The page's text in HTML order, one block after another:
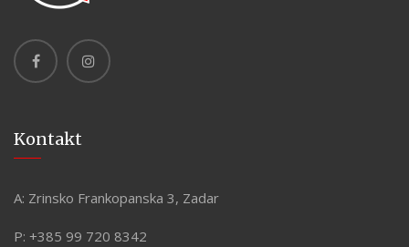
Kontakt
A: Zrinsko Frankopanska 3, Zadar
P: +385 99 720 8342